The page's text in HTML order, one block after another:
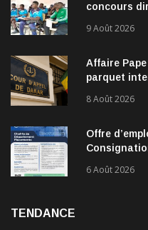
concours
9 Août 2026
Affaire
parquet
8 Août 2026
Offre
6 Août 2026
TENDANCE